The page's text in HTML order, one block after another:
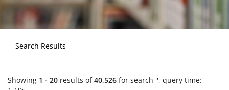
Search Results
Showing 1 - 20 results of40,526 for search '', query time: